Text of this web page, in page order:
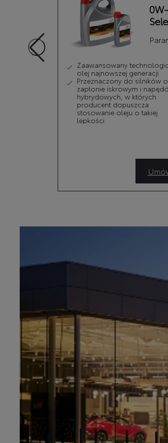
Corolla Hatchback
Zaawansowany
olej najnowszej generacji
Przeznaczony do silników o
zapłonie iskrowym i
hybrydowych, w których
producent dopuszcza
stosowanie oleju o takiej
lepkości